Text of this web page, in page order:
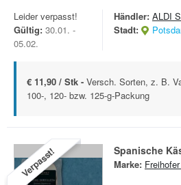
Leider verpasst!
Gültig: 30.01. -
05.02.
Händler: ALDI
Stadt:
€ 11,90 / Stk - Versch. Sorten, z. B.
100-, 120- bzw. 125-g-Packung
Verpasst! Spanische
Marke: